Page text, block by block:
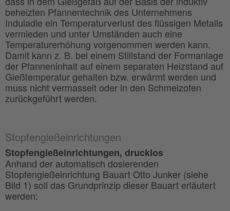
beheizten Pfannentechnik des Unternehmens
Induladle ein Temperaturverlust des flüssigen Metalls
vermieden und unter Umständen auch eine
Temperaturerhöhung vorgenommen werden kann.
Damit kann z. B. bei einem Stillstand der Formanlage
der Pfanneninhalt auf einem separaten Heizstand auf
Gießtemperatur gehalten bzw. erwärmt werden und
muss nicht vermasselt oder in den Schmelzofen
zurückgeführt werden.
Stopfengießeinrichtungen
Stopfengießeinrichtungen, drucklos
Anhand der automatisch dosierenden
Stopfengießeinrichtung Bauart Otto Junker (siehe
Bild 1) soll das Grundprinzip dieser Bauart erläutert
werden: